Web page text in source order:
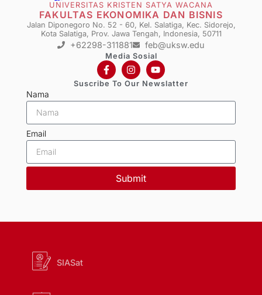
UNIVERSITAS KRISTEN SATYA WACANA
FAKULTAS EKONOMIKA DAN BISNIS
Jalan Diponegoro No. 52 - 60, Kel. Salatiga, Kec. Sidorejo,
Kota Salatiga, Prov. Jawa Tengah, Indonesia, 50711
+62298-311881 feb@uksw.edu
Media Sosial
Suscribe To Our Newslatter
Nama
Email
Submit
SIASat